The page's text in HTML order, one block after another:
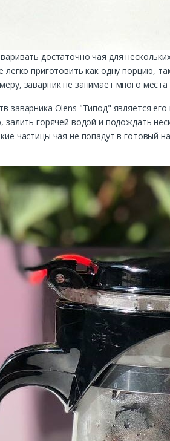
достаточно чая для
приготовить как одну порцию,
заварник не занимает много
заварника Olens "Типод" является
залить горячей водой и подождать
частицы чая не попадут в готовый